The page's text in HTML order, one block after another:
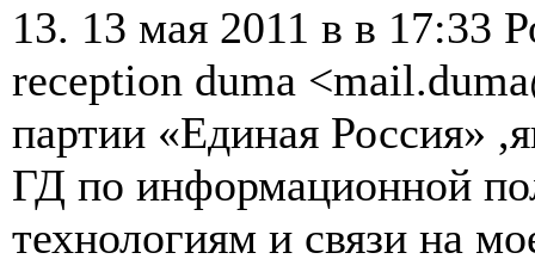
13. 13 мая 2011 в в 17:33
reception duma
партии «Единая Россия»
ГД по информационной
технологиям и связи на